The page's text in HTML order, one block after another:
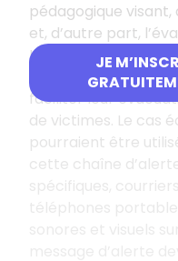
JE
pédagogique visant,
et, d’autre part,
La mise en place
personnels et du
faciliter leur
de victimes. Le cas
pourraient être
cette chaîne